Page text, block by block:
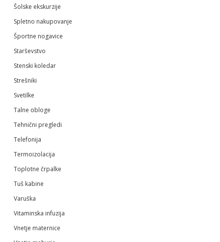
Šolske ekskurzije
Spletno nakupovanje
Športne nogavice
Starševstvo
Stenski koledar
Strešniki
Svetilke
Talne obloge
Tehnični pregledi
Telefonija
Termoizolacija
Toplotne črpalke
Tuš kabine
Varuška
Vitaminska infuzija
Vnetje maternice